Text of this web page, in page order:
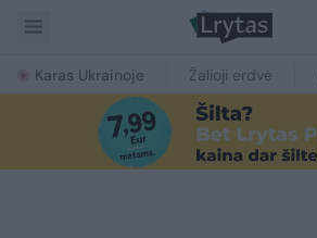
Karas Ukrainoje Žalioji erdvė